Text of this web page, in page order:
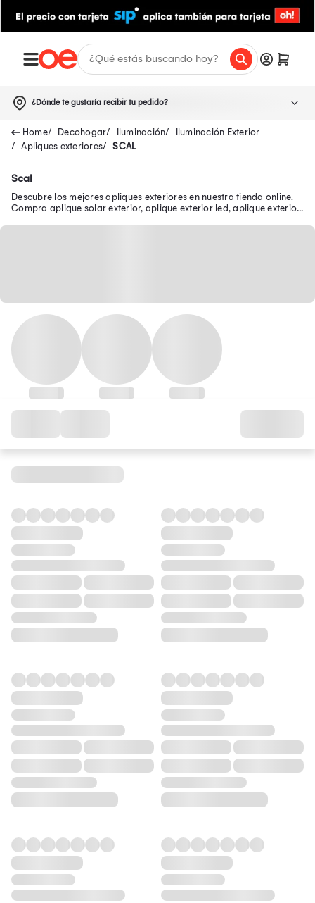
¿Dónde te gustaría recibir tu pedido?
Decohogar Iluminación
Iluminación Exterior
Apliques exteriores
SCAL
Scal
Descubre los mejores apliques exteriores en nuestra tienda online.
Compra aplique solar exterior, aplique exterior led, aplique exterior